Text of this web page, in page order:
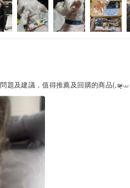
題及建議，值得推薦及回購的商品(𓈒ʚ̴̶̷̷̥ ⩊